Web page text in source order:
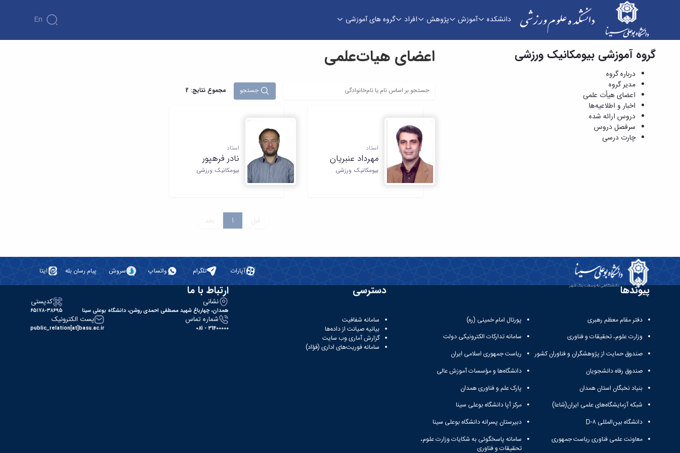
دانشکده آموزش پژوهش افراد گروه های آموزشی En
اعضای هیأت علمی - دانشکده علوم ورزشی
گروه آموزشی بیومکانیک ورزشی
درباره گروه
مدیر گروه
اعضای هیأت علمی
اخبار و اطلاعیه‌ها
دروس ارائه شده
سرفصل دروس
چارت درسی
اعضای هیات‌علمی
جستجو مجموع نتایج: 2
استاد
مهرداد عنبریان
بیومکانیک ورزشی
استاد
نادر فرهپور
بیومکانیک ورزشی
قبل 1 بعد
آپارات تلگرام واتساپ سروش پیام رسان بله ایتا
پیوندها
دفتر مقام معظم رهبری
وزارت علوم، تحقیقات و فناوری
صندوق حمایت از پژوهشگران و فناوران کشور
صندوق رفاه دانشجویان
بنیاد نخبگان استان همدان
شبکه آزمایشگاه‌های علمی ایران(شاعا)
دانشگاه بین‌المللی D-۸
معاونت علمی فناوری ریاست جمهوری
پورتال امام خمینی (ره)
سامانه تدارکات الکترونیکی دولت
ریاست جمهوری اسلامی ایران
دانشگاه‌ها و مؤسسات آموزش عالی
پارک علم و فناوری همدان
مرکز آپا دانشگاه بوعلی سینا
دبیرستان پسرانه دانشگاه بوعلی سینا
سامانه پاسخگوئی به شکایات وزارت علوم،
تحقیقات و فناوری
دسترسی
سامانه شفافیت
بیانیه صیانت از داده‌ها
گزارش آماری وب‌ سایت
سامانه فوریت‌های اداری (فؤاد)
ارتباط با ما
نشانی
همدان، چهارباغ شهید مصطفی احمدی روشن، دانشگاه بوعلی سینا
کدپستی
۶۵۱۷۸-۳۸۶۹۵
شماره تماس
31400000 - 081
پست الکترونیک
public_relation[at]basu.ac.ir